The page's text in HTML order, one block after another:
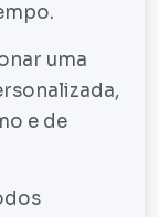
uma
e de